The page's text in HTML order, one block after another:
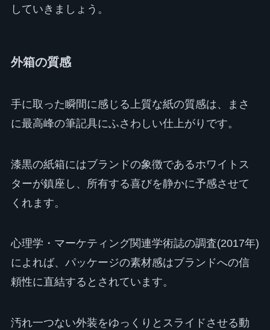
していきましょう。
外箱の質感
手に取った瞬間に感じる上質な紙の質感は、まさ
に最高峰の筆記具にふさわしい仕上がりです。
漆黒の紙箱にはブランドの象徴であるホワイトス
ターが鎮座し、所有する喜びを静かに予感させて
くれます。
心理学・マーケティング関連学術誌の調査(2017年)
によれば、パッケージの素材感はブランドへの信
頼性に直結するとされています。
汚れ一つない外装をゆっくりとスライドさせる動